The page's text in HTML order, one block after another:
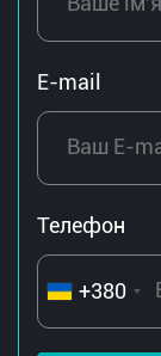
E-mail
Телефон
+380